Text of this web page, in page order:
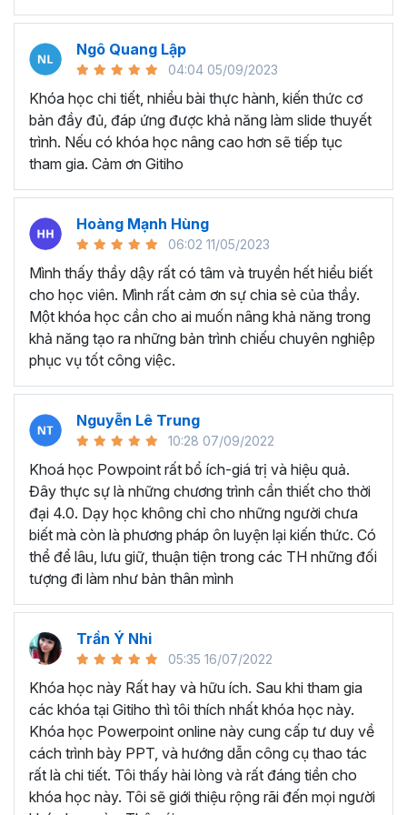
Tiết kiệm thời gian để tạo và thiết kế các bài thuyết
trình chất lượng cao
Tự tay tạo ra các game tương tác như đồng hồ đếm
ngược, nhìn bóng đoán ảnh, vòng quay may mắn, ai
là triệu phú
Những ưu đãi tuyệt vời mà chỉ có khóa học này mới
có:
Bộ cung cụ Islide, 100+ font chữ được đính kèm trong
khóa học mà Gitiho muốn gửi tặng sẽ giúp bạn nâng cao
70% hiệu suất thiết kế Slide. Tặng kèm 500+ Template
Slide chuyên nghiệp - ấn tượng sẽ giúp bạn tùy chỉnh
Slide một cách nhanh nhất.
Các câu hỏi học viên thường
hỏi về về khóa học
Powerpoint của Gitiho
Microsoft Powerpoint là gì?
Powerpoint là một trong những ông cụ nằm trong bộ phần
mềm tin học văn phòng của Microsoft Office, đây là công
cụ trình chiếu Slide quan trọng hàng đầu nên biết hiện nay.
Trong tất cả các lĩnh vực việc tạo ra các bài thuyết trình
đẹp mắt và cuốn hút là vô cùng hiệu quả để truyền đạt
các ý tưởng tới người nghe. Powerpoint là một công cụ có
khả năng làm việc đó, công cụ này kết hợp các nội dung
văn bản, hình ảnh, video và các hiệu ứng cuốn hút giúp
bạn truyền tải các thông tin, dữ liệu báo cáo một cách hấp
dẫn.
Nghề nghiệp nào thì nên học thiết kế slide?
Bất cứ ai cần trình bày dữ liệu một cách dễ hiểu và cuốn
hút cho người khác đều được hưởng lợi từ các kỹ năng
Powerpoint học được. Ví dụ như bạn là lập trình viên cần
Powerpoint để trình bày việc phát triển một ứng dụng,
quản lý bệnh viện cần các bài thuyết trình để phác thảo
Ngô Quang Lập
04:04 05/09/2023
Khóa học chi tiết, nhiều bài thực hành, kiến thức cơ
bản đầy đủ, đáp ứng được khả năng làm slide thuyết
trình. Nếu có khóa học nâng cao hơn sẽ tiếp tục
tham gia. Cảm ơn Gitiho
Hoàng Mạnh Hùng
06:02 11/05/2023
Mình thấy thầy dậy rất có tâm và truyền hết hiểu biết
cho học viên. Mình rất cảm ơn sự chia sẻ của thầy.
Một khóa học cần cho ai muốn nâng khả năng trong
khả năng tạo ra những bản trình chiếu chuyên nghiệp
phục vụ tốt công việc.
Nguyễn Lê Trung
10:28 07/09/2022
Khoá học Powpoint rất bổ ích-giá trị và hiệu quả.
Đây thực sự là những chương trình cần thiết cho thời
đại 4.0. Dạy học không chỉ cho những người chưa
biết mà còn là phương pháp ôn luyện lại kiến thức. Có
thể để lâu, lưu giữ, thuận tiện trong các TH những đối
tượng đi làm như bản thân mình
Trần Ý Nhi
05:35 16/07/2022
Khóa học này Rất hay và hữu ích. Sau khi tham gia
các khóa tại Gitiho thì tôi thích nhất khóa học này.
Khóa học Powerpoint online này cung cấp tư duy về
cách trình bày PPT, và hướng dẫn công cụ thao tác
rất là chi tiết. Tôi thấy hài lòng và rất đáng tiền cho
khóa học này. Tôi sẽ giới thiệu rộng rãi đến mọi người